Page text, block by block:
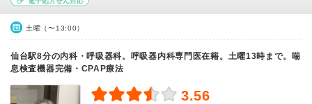
土曜（〜13:00）
仙台駅8分の内科・呼吸器科。呼吸器内科専門医在籍。土曜13時まで。喘
息検査機器完備・CPAP療法
3.56